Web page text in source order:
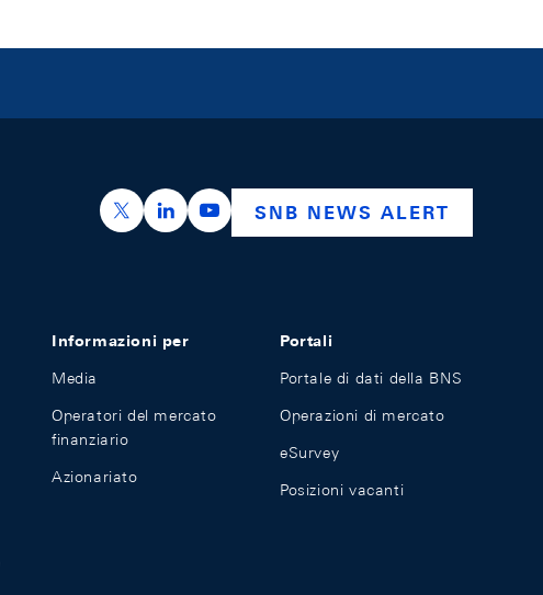
https://x.com/snb_bns
https://ch.linkedin.com/company/swiss-
https://www.youtube.com/
SNB NEWS ALERT
Informazioni per
Media
Operatori del mercato
finanziario
Azionariato
Portali
Portale di dati della BNS
Operazioni di mercato
eSurvey
Posizioni vacanti